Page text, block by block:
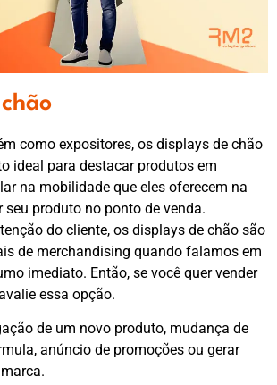
como expositores, os displays de chão
ideal para destacar produtos em
na mobilidade que eles oferecem na
seu produto no ponto de venda.
do cliente, os displays de chão são
de merchandising quando falamos em
imediato. Então, se você quer vender
essa opção.
de um novo produto, mudança de
anúncio de promoções ou gerar